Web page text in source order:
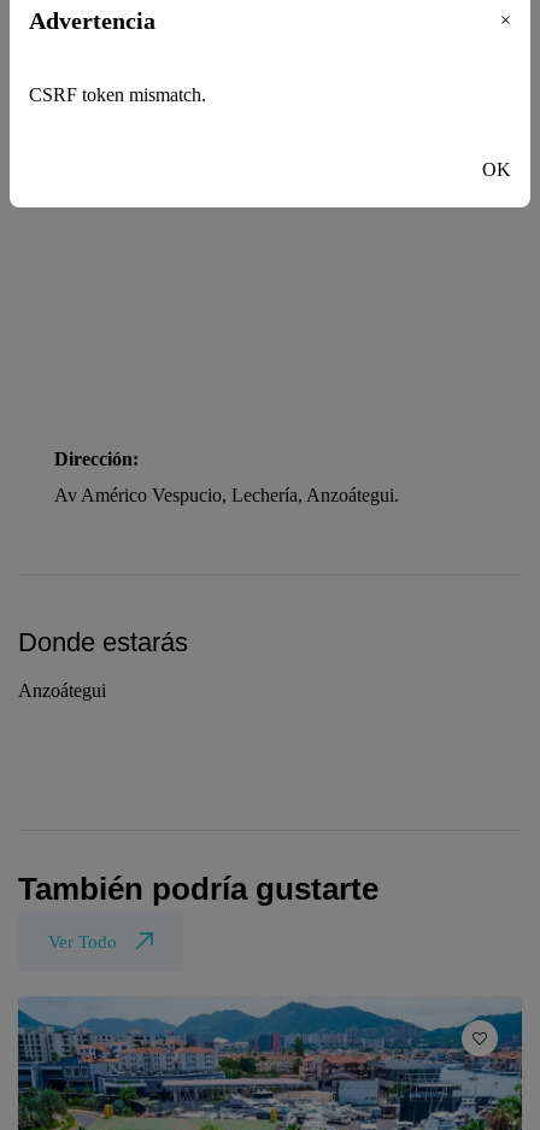
Dirección:
Av Américo Vespucio, Lechería, Anzoátegui.
Donde estarás
Anzoátegui
También podría gustarte
Ver Todo
Advertencia ×
CSRF token mismatch.
OK